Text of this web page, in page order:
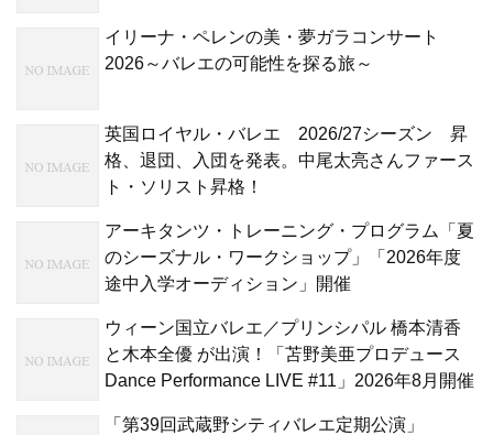
イリーナ・ペレンの美・夢ガラコンサート
2026～バレエの可能性を探る旅～
英国ロイヤル・バレエ 2026/27シーズン 昇
格、退団、入団を発表。中尾太亮さんファース
ト・ソリスト昇格！
アーキタンツ・トレーニング・プログラム「夏
のシーズナル・ワークショップ」「2026年度
途中入学オーディション」開催
ウィーン国立バレエ／プリンシパル 橋本清香
と木本全優 が出演！「苫野美亜プロデュース
Dance Performance LIVE #11」2026年8月開催
「第39回武蔵野シティバレエ定期公演」